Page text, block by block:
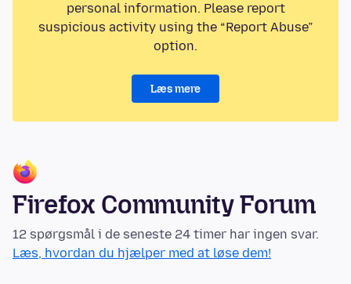
personal information. Please report
suspicious activity using the “Report Abuse”
option.
Læs mere
Firefox Community Forum
12 spørgsmål i de seneste 24 timer har ingen svar.
Læs, hvordan du hjælper med at løse dem!